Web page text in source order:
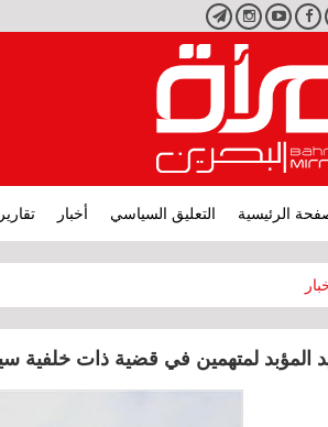
فيسبوكيوتيوبانستجرامتليجرام
الرئيسية التعليق السياسي أخبار تقارير
المؤبد لمتهمين في قضية ذات خلفية